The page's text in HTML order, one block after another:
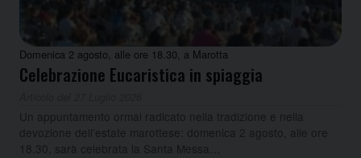
Domenica 2 agosto, alle ore 18.30, a Marotta
Celebrazione Eucaristica in spiaggia
Un appuntamento ormai radicato nella tradizione e nella
devozione dell’estate marottese: domenica 2 agosto, alle ore
18.30, sarà celebrata la Santa Messa…